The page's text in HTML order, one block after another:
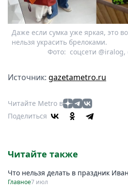
Даже если сумка уже яркая, это
нельзя украсить брелоками.
соцсети
Фото:
Источник: gazetametro.ru
Читайте Metro в
Поделиться
Читайте также
Что нельзя делать в праздник
Главное7 июл